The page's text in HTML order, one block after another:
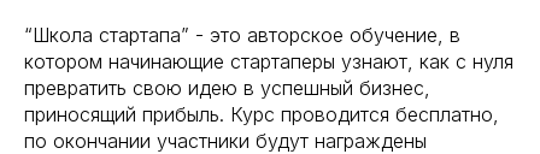
“Школа стартапа” - это авторское обучение, в
котором начинающие стартаперы узнают, как с нуля
превратить свою идею в успешный бизнес,
приносящий прибыль. Курс проводится бесплатно,
по окончании участники будут награждены